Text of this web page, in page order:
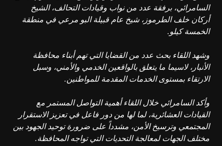
السامرائي، برفقة عدد من نواب وقيادات التحالف، الشيخ
أركان خلف الطرموز، شيخ عام قبيلة البو مرعي في منطقة
الخمسة كيلو.
وشهد اللقاء بحث عدد من القضايا التي تهم أبناء محافظة
الأنبار، لاسيما ما يتعلق بالواقعين الخدمي والأمني، وسبل
الارتقاء بمستوى الخدمات المقدمة للمواطنين.
وأكد السامرائي خلال اللقاء أهمية التواصل المستمر مع
القيادات العشائرية، لما لها من دور فاعل في تعزيز الاستقرار
المجتمعي وترسيخ الأمن، مشدداً على ضرورة توحيد الجهود بين
مختلف الجهات لمعالجة التحديات التي تواجه المحافظة.